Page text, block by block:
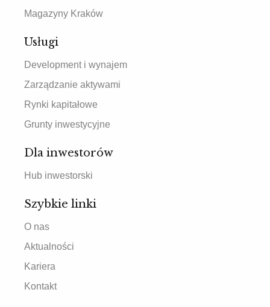
Magazyny Kraków
Usługi
Development i wynajem
Zarządzanie aktywami
Rynki kapitałowe
Grunty inwestycyjne
Dla inwestorów
Hub inwestorski
Szybkie linki
O nas
Aktualności
Kariera
Kontakt